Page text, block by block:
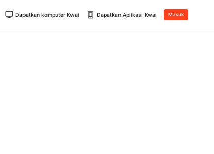
Dapatkan komputer Kwai Dapatkan Aplikasi Kwai Masuk